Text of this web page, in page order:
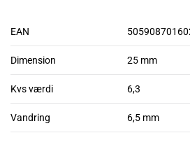
EAN
Dimension 25 mm
Kvs værdi 6,3
Vandring 6,5 mm